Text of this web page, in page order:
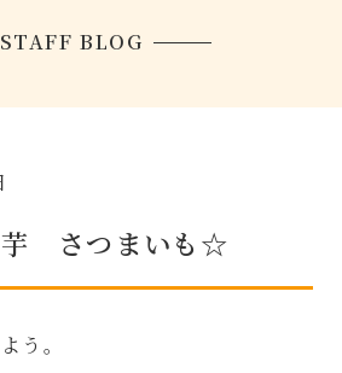
STAFF BLOG
さつまいも☆
う。